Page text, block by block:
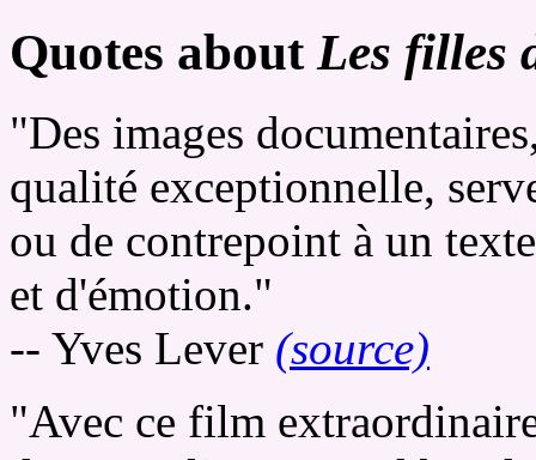
Quotes about Les filles
"Des images
qualité exceptionnelle,
ou de contrepoint à un
et d'émotion."
-- Yves Lever (source)
"Avec ce film